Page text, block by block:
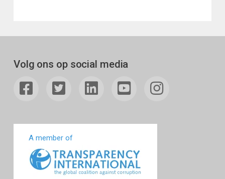
Volg ons op social media
A member of